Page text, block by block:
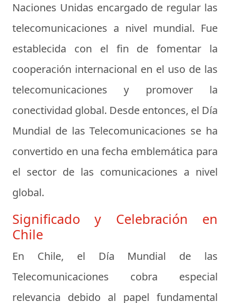
Naciones Unidas encargado de regular las
telecomunicaciones a nivel mundial. Fue
establecida con el fin de fomentar la
cooperación internacional en el uso de las
telecomunicaciones y promover la
conectividad global. Desde entonces, el Día
Mundial de las Telecomunicaciones se ha
convertido en una fecha emblemática para
el sector de las comunicaciones a nivel
global.
Significado y Celebración en
Chile
En Chile, el Día Mundial de las
Telecomunicaciones cobra especial
relevancia debido al papel fundamental